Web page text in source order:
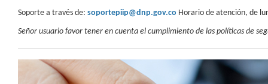
Soporte a través de: soportepiip@dnp.gov.co Horario de atención, de
Señor usuario favor tener en cuenta el cumplimiento de las políticas de